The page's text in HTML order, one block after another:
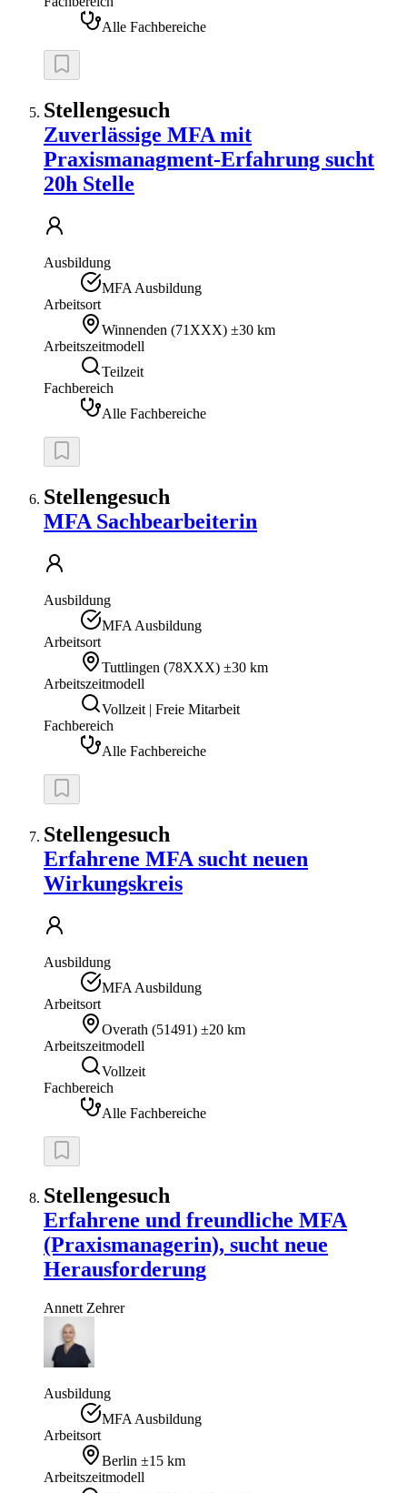
Alle Fachbereiche
Stellengesuch
Zuverlässige MFA mit
Praxismanagment-Erfahrung sucht
20h Stelle
Ausbildung
MFA Ausbildung
Arbeitsort
Winnenden (71XXX) ±30 km
Arbeitszeitmodell
Teilzeit
Fachbereich
Alle Fachbereiche
Stellengesuch
MFA Sachbearbeiterin
Ausbildung
MFA Ausbildung
Arbeitsort
Tuttlingen (78XXX) ±30 km
Arbeitszeitmodell
Vollzeit | Freie Mitarbeit
Fachbereich
Alle Fachbereiche
Stellengesuch
Erfahrene MFA sucht neuen
Wirkungskreis
Ausbildung
MFA Ausbildung
Arbeitsort
Overath (51491) ±20 km
Arbeitszeitmodell
Vollzeit
Fachbereich
Alle Fachbereiche
Stellengesuch
Erfahrene und freundliche MFA
(Praxismanagerin), sucht neue
Herausforderung
Annett Zehrer
Ausbildung
MFA Ausbildung
Arbeitsort
Berlin ±15 km
Arbeitszeitmodell